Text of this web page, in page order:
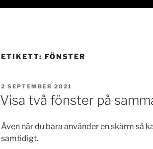
ETIKETT: FÖNSTER
PUBLICERAT
2 SEPTEMBER 2021
Visa två fönster på
Även när du bara använder en skärm så
samtidigt.